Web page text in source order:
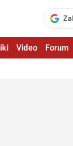
Video Forum